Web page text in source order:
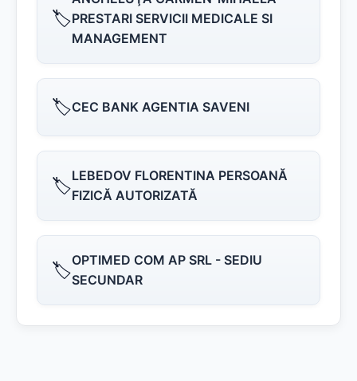
🏷️PRESTARI SERVICII MEDICALE SI
MANAGEMENT
🏷️CEC BANK AGENTIA SAVENI
🏷️LEBEDOV FLORENTINA PERSOANĂ
FIZICĂ AUTORIZATĂ
🏷️OPTIMED COM AP SRL - SEDIU
SECUNDAR